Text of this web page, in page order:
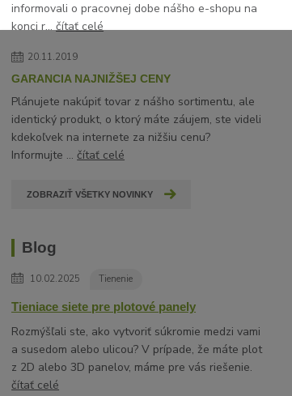
informovali o pracovnej dobe nášho e-shopu na
konci r...čítať celé
20.11.2019
GARANCIA NAJNIŽŠEJ CENY
Plánujete nakúpiť tovar z nášho sortimentu, ale
identický produkt, o ktorý máte záujem, ste videli
kdekoľvek na internete za nižšiu cenu?
Informujte ...čítať celé
ZOBRAZIŤ VŠETKY NOVINKY
Blog
10.02.2025 Tienenie
Tieniace siete pre plotové panely
Rozmýšľali ste, ako vytvoriť súkromie medzi vami
a susedom alebo ulicou? V prípade, že máte plot
z 2D alebo 3D panelov, máme pre vás riešenie.
čítať celé